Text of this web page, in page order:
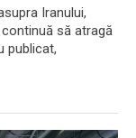
Iranului,
să atragă
publicat,